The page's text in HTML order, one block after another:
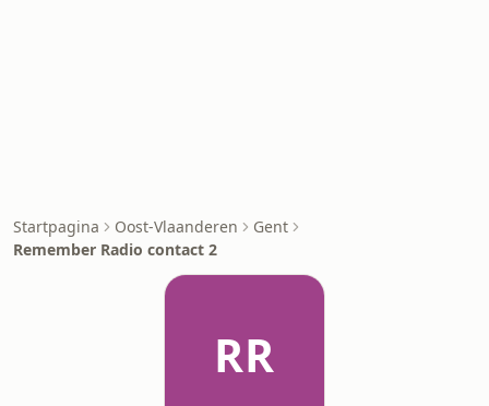
Startpagina Oost-Vlaanderen
Gent
Remember Radio contact 2
RR